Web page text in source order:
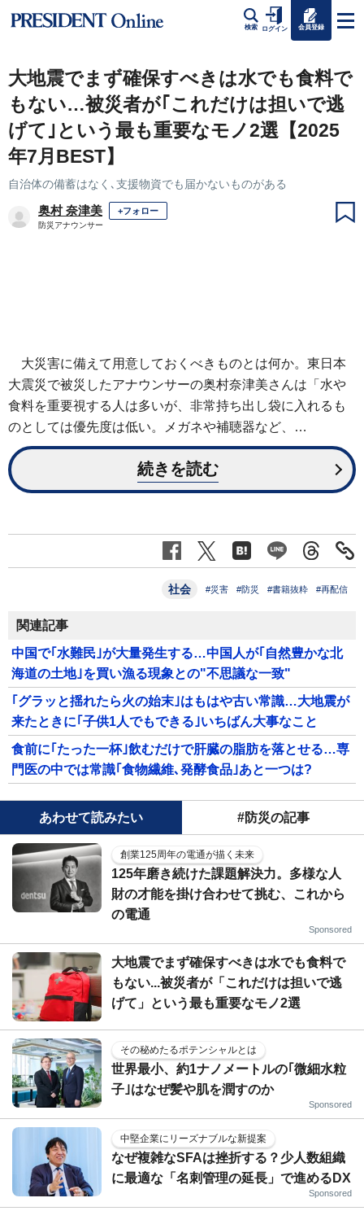
検索 ログイン 会員登録
大地震でまず確保すべきは水でも食料で
もない…被災者が｢これだけは担いで逃
げて｣という最も重要なモノ2選【2025
年7月BEST】
自治体の備蓄はなく､支援物資でも届かないものがある
奥村 奈津美 +フォロー
防災アナウンサー
大災害に備えて用意しておくべきものとは何か。東日本
大震災で被災したアナウンサーの奥村奈津美さんは「水や
食料を重要視する人は多いが、非常持ち出し袋に入れるも
のとしては優先度は低い。メガネや補聴器など、…
続きを読む
社会 #災害 #防災 #書籍抜粋 #再配信
関連記事
中国で｢水難民｣が大量発生する…中国人が｢自然豊かな北
海道の土地｣を買い漁る現象との"不思議な一致"
｢グラッと揺れたら火の始末｣はもはや古い常識…大地震が
来たときに｢子供1人でもできる｣いちばん大事なこと
食前に｢たった一杯｣飲むだけで肝臓の脂肪を落とせる…専
門医の中では常識｢食物繊維､発酵食品｣あと一つは?
あわせて読みたい #防災の記事
創業125周年の電通が描く未来
125年磨き続けた課題解決力。多様な人
財の才能を掛け合わせて挑む、これから
の電通
Sponsored
大地震でまず確保すべきは水でも食料で
もない...被災者が「これだけは担いで逃
げて」という最も重要なモノ2選
その秘めたるポテンシャルとは
世界最小、約1ナノメートルの｢微細水粒
子｣はなぜ髪や肌を潤すのか
Sponsored
中堅企業にリーズナブルな新提案
なぜ複雑なSFAは挫折する？少人数組織
に最適な「名刺管理の延長」で進めるDX
Sponsored